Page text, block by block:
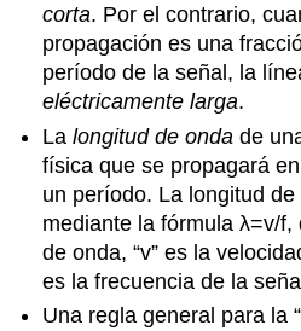
corta. Por el contrario,
propagación es una
período de la señal, la
eléctricamente larga.
Lalongitud de onda de
física que se propagará
un período. La longitud
mediante la fórmula λ=v/f,
de onda, “v” es la
es la frecuencia de la
Una regla general para la